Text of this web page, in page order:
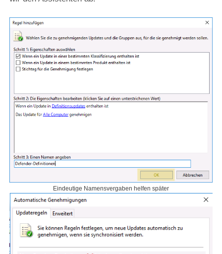
Eindeutige Namensvergaben helfen später